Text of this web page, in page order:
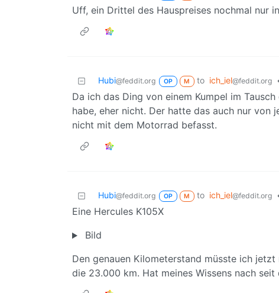
Uff, ein Drittel des Hauspreises nochmal nur
Hubi@feddit.org OP M to ich_iel@feddit.org
Da ich das Ding von einem Kumpel im
habe, eher nicht. Der hatte das auch nur von
nicht mit dem Motorrad befasst.
Hubi@feddit.org OP M to ich_iel@feddit.org
Eine Hercules K105X
Bild
Den genauen Kilometerstand müsste ich
die 23.000 km. Hat meines Wissens nach